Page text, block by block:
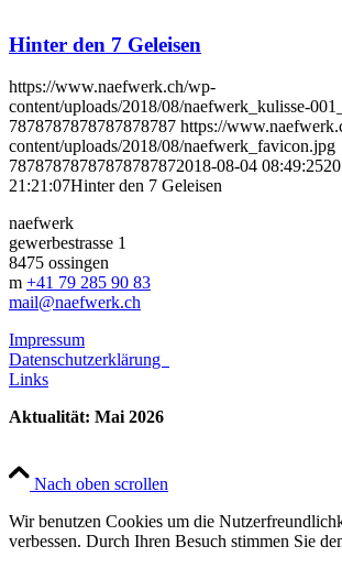
Hinter den 7 Geleisen
https://www.naefwerk.ch/wp-
content/uploads/2018/08/naefwerk_kulisse-
7878787878787878787 https://
content/uploads/2018/08/naefwerk_favicon.jpg
78787878787878787872018-08-04 08:49:25
21:21:07Hinter den 7 Geleisen
naefwerk
gewerbestrasse 1
8475 ossingen
m +41 79 285 90 83
mail@naefwerk.ch
Impressum
Datenschutzerklärung
Links
Aktualität: Mai 2026
Nach oben scrollen
Wir benutzen Cookies um die
verbessen. Durch Ihren Besuch stimmen Sie